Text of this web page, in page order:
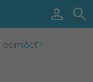
 
pomôcť?